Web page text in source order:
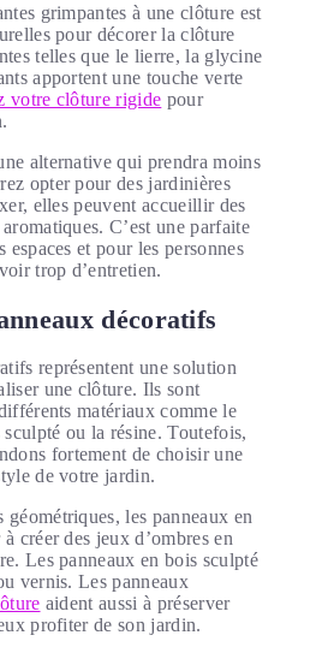
grimpantes à une clôture est
pour décorer la clôture
telles que le lierre, la glycine
apportent une touche verte
votre clôture rigide pour
alternative qui prendra moins
opter pour des jardinières
elles peuvent accueillir des
C’est une parfaite
et pour les personnes
trop d’entretien.
décoratifs
représentent une solution
une clôture. Ils sont
matériaux comme le
ou la résine. Toutefois,
fortement de choisir une
de votre jardin.
géométriques, les panneaux en
créer des jeux d’ombres en
Les panneaux en bois sculpté
vernis. Les panneaux
aident aussi à préserver
profiter de son jardin.